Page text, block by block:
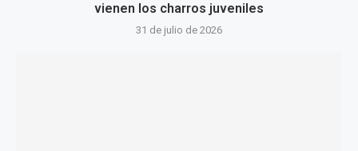
vienen los charros juveniles
31 de julio de 2026